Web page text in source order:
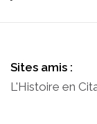
n
a
Sites amis :
L'Histoire en